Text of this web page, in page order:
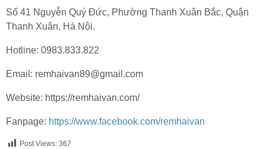
Số 41 Nguyễn Quý Đức, Phường Thanh Xuân Bắc, Quận
Thanh Xuân, Hà Nội.
Hotline: 0983.833.822
Email: remhaivan89@gmail.com
Website: https://remhaivan.com/
Fanpage: https://www.facebook.com/remhaivan
Post Views: 367